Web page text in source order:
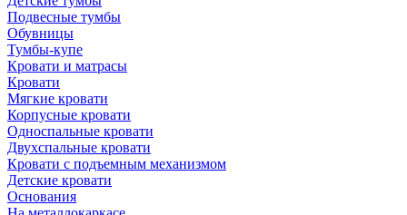
Подвесные тумбы
Обувницы
Тумбы-купе
Кровати и матрасы
Кровати
Мягкие кровати
Корпусные кровати
Односпальные кровати
Двухспальные кровати
Кровати с подъемным механизмом
Детские кровати
Основания